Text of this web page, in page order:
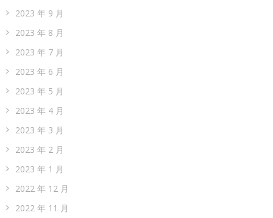
2023 年 9 月
2023 年 8 月
2023 年 7 月
2023 年 6 月
2023 年 5 月
2023 年 4 月
2023 年 3 月
2023 年 2 月
2023 年 1 月
2022 年 12 月
2022 年 11 月